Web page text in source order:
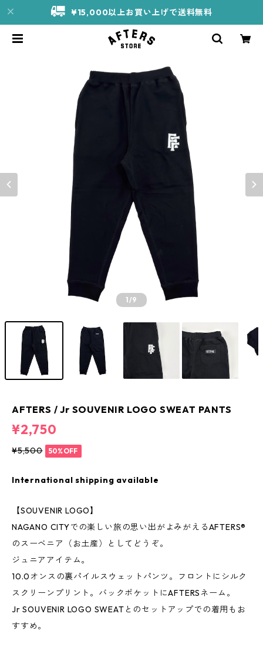
¥15,000以上お買い上げで送料無料
1/9
AFTERS / Jr SOUVENIR LOGO SWEAT PANTS
¥2,750
¥5,500 50%OFF
International shipping available
【SOUVENIR LOGO】
NAGANO CITYでの楽しい旅の思い出がよみがえるAFTERS®︎
のスーベニア（お土産）としてどうぞ。
ジュニアアイテム。
10.0オンスの裏パイルスウェットパンツ。フロントにシルク
スクリーンプリント。バックポケットにAFTERSネーム。
Jr SOUVENIR LOGO SWEATとのセットアップでの着用もお
すすめ。